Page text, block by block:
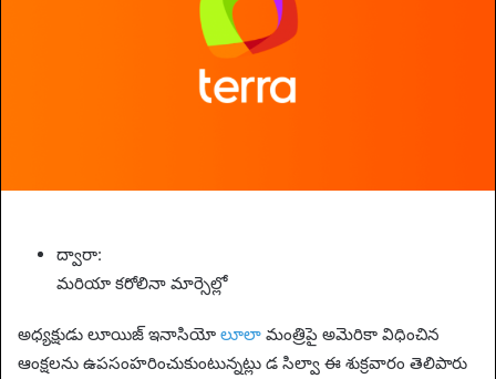
ద్వారా:
మరియా కరోలినా మార్సెల్లో
అధ్యక్షుడు లూయిజ్ ఇనాసియో లూలా మంత్రిపై అమెరికా విధించిన
ఆంక్షలను ఉపసంహరించుకుంటున్నట్లు డ సిల్వా ఈ శుక్రవారం తెలిపారు